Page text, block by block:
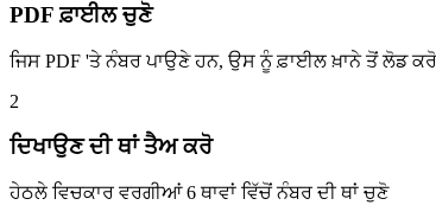
PDF ਫ਼ਾਈਲ ਚੁਣੋ
ਜਿਸ PDF 'ਤੇ ਨੰਬਰ ਪਾਉਣੇ ਹਨ, ਉਸ ਨੂੰ ਫ਼ਾਈਲ ਖ਼ਾਨੇ ਤੋਂ ਲੋਡ ਕਰੋ
2
ਦਿਖਾਉਣ ਦੀ ਥਾਂ ਤੈਅ ਕਰੋ
ਹੇਠਲੇ ਵਿਚਕਾਰ ਵਰਗੀਆਂ 6 ਥਾਵਾਂ ਵਿੱਚੋਂ ਨੰਬਰ ਦੀ ਥਾਂ ਚੁਣੋ